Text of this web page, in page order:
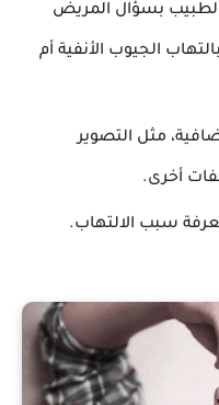
بسؤال المريض
الجيوب الأنفية أم
مثل التصوير
أخرى.
سبب الالتهاب.